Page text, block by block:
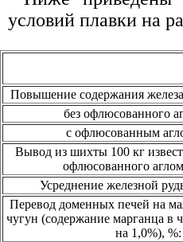
условий плавки на
Повышение содержания
без офлюсованного
с офлюсованным
Вывод из шихты 100 кг
офлюсованного
Усреднение железной
Перевод доменных печей на
чугун (содержание марганца в
на 1,0%), %: